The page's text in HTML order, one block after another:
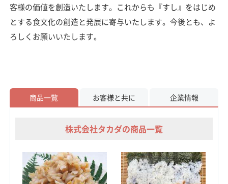
客様の価値を創造いたします。これからも『すし』をはじめ
とする食文化の創造と発展に寄与いたします。今後とも、よ
ろしくお願いいたします。
商品一覧 お客様と共に 企業情報
株式会社タカダの商品一覧